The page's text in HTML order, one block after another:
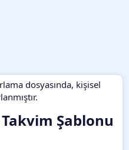
dosyasında, kişisel
Takvim Şablonu